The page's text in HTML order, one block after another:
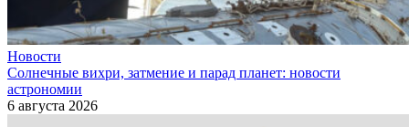
Новости
Солнечные вихри, затмение и парад планет: новости
астрономии
6 августа 2026